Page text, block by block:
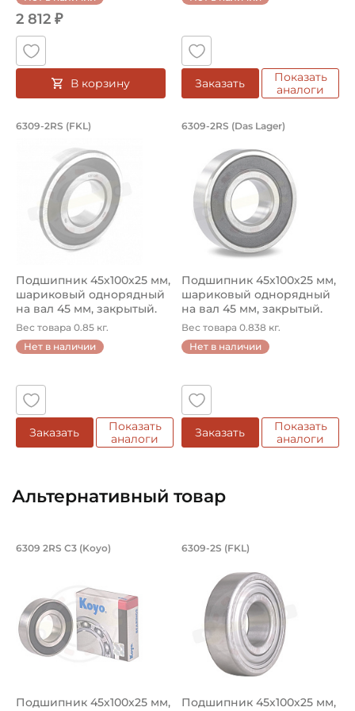
Уплотнение 2RS1
Способ фиксации на вал:
Натяг
Смазка:
Однорядные радиальные шариковые подшипники
Страна происхождения:
Сербия
2 812 ₽
В корзину Заказать
Показать
аналоги
Подшипник 45х100х25 мм,
6309-2RS (FKL)
Подшипник 45х100х25 мм,
шариковый однорядный
на вал 45 мм, закрытый.
Ар...
Вес товара 0.85 кг.
Нет в наличии
Заказать
Показать
аналоги
Подшипник
6309-2RS (Das Lager)
Подшипник 45х100х25 мм,
шариковый однорядный
на вал 45 мм, закрытый.
Ар...
Вес товара 0.838 кг.
Нет в наличии
Заказать
Показать
аналоги
Альтернативный товар
Подшипник 45х100х25 мм,
6309 2RS C3 (Koyo)
Подшипник 45х100х25 мм,
Подшипник
6309-2S (FKL)
Подшипник 45х100х25 мм,